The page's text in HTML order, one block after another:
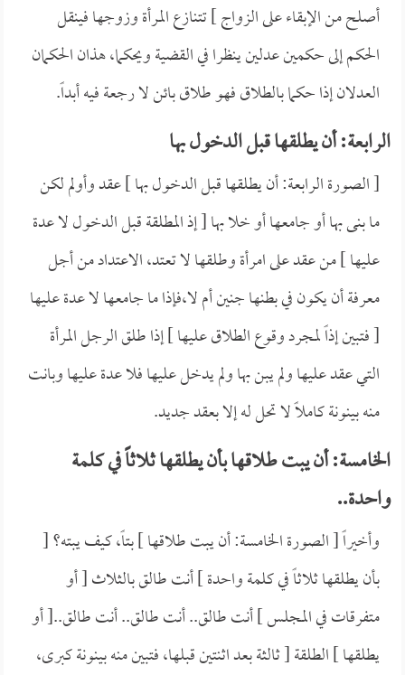
أصلح من الإبقاء على الزواج ] تتنازع المرأة وزوجها فينقل
الحكم إلى حكمين عدلين ينظرا في القضية ويحكما، هذان الحكمان
العدلان إذا حكما بالطلاق فهو طلاق بائن لا رجعة فيه أبداً.
الرابعة: أن يطلقها قبل الدخول بها
[ الصورة الرابعة: أن يطلقها قبل الدخول بها ] عقد وأولم لكن
ما بنى بها أو جامعها أو خلا بها [ إذ المطلقة قبل الدخول لا عدة
عليها ] من عقد على امرأة وطلقها لا تعتد، الاعتداد من أجل
معرفة أن يكون في بطنها جنين أم لا،فإذا ما جامعها لا عدة عليها
[ فتبين إذاً لمجرد وقوع الطلاق عليها ] إذا طلق الرجل المرأة
التي عقد عليها ولم يبن بها ولم يدخل عليها فلا عدة عليها وبانت
منه بينونة كاملاً لا تحل له إلا بعقد جديد.
الخامسة: أن يبت طلاقها بأن يطلقها ثلاثاً في كلمة
واحدة..
وأخيراً [ الصورة الخامسة: أن يبت طلاقها ] بتاً، كيف يبته؟ [
بأن يطلقها ثلاثاً في كلمة واحدة ] أنت طالق بالثلاث [ أو
متفرقات في المجلس ] أنت طالق.. أنت طالق.. أنت طالق..[ أو
يطلقها ] الطلقة [ ثالثة بعد اثنتين قبلها، فتبين منه بينونة كبرى،